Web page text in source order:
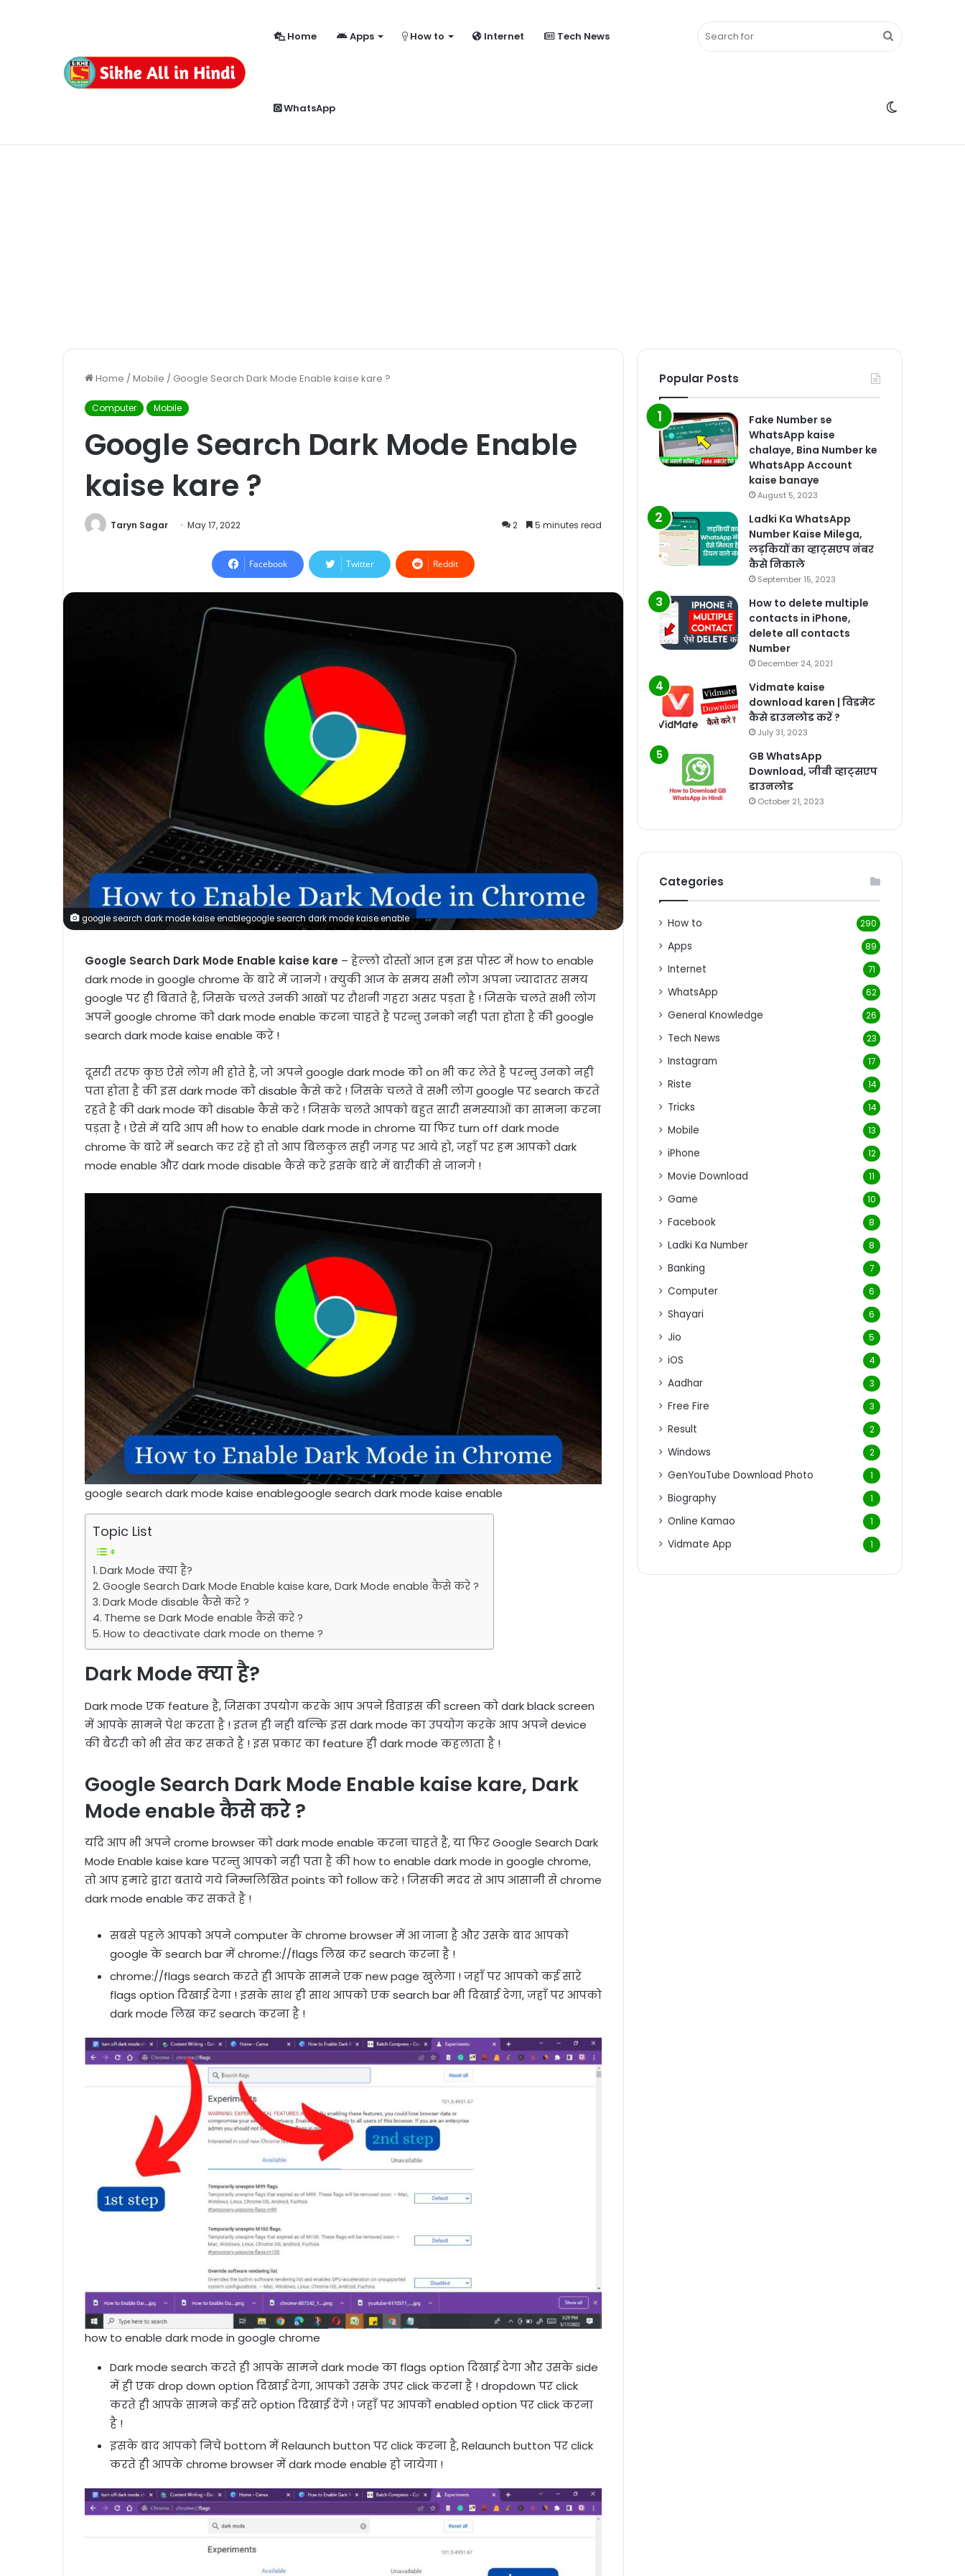
Home Apps How to Internet Tech News
WhatsApp
Search
for
Home /Mobile / Google Search Dark Mode Enable kaise kare ?
Computer Mobile
Google Search Dark Mode Enable
kaise kare ?
Taryn Sagar May 17, 2022 2 5 minutes read
Facebook Twitter Reddit
google search dark mode kaise enablegoogle search dark mode kaise enable
Google Search Dark Mode Enable kaise kare – हेल्लो दोस्तों आज हम इस पोस्ट में how to enable
dark mode in google chrome के बारे में जानगे ! क्युकी आज के समय सभी लोग अपना ज्यादातर समय
google पर ही बिताते है, जिसके चलते उनकी आखों पर रौशनी गहरा असर पड़ता है ! जिसके चलते सभी लोग
अपने google chrome को dark mode enable करना चाहते है परन्तु उनको नही पता होता है की google
search dark mode kaise enable करे !
दूसरी तरफ कुछ ऐसे लोग भी होते है, जो अपने google dark mode को on भी कर लेते है परन्तु उनको नही
पता होता है की इस dark mode को disable कैसे करे ! जिसके चलते वे सभी लोग google पर search करते
रहते है की dark mode को disable कैसे करे ! जिसके चलते आपको बहुत सारी समस्याओं का सामना करना
पड़ता है ! ऐसे में यदि आप भी how to enable dark mode in chrome या फिर turn off dark mode
chrome के बारे में search कर रहे हो तो आप बिलकुल सही जगह पर आये हो, जहाँ पर हम आपको dark
mode enable और dark mode disable कैसे करे इसके बारे में बारीकी से जानगे !
google search dark mode kaise enablegoogle search dark mode kaise enable
Topic List
Dark Mode क्या है?
Google Search Dark Mode Enable kaise kare, Dark Mode enable कैसे करे ?
Dark Mode disable कैसे करे ?
Theme se Dark Mode enable कैसे करे ?
How to deactivate dark mode on theme ?
Dark Mode क्या है?
Dark mode एक feature है, जिसका उपयोग करके आप अपने डिवाइस की screen को dark black screen
में आपके सामने पेश करता है ! इतन ही नही बल्कि इस dark mode का उपयोग करके आप अपने device
की बैटरी को भी सेव कर सकते है ! इस प्रकार का feature ही dark mode कहलाता है !
Google Search Dark Mode Enable kaise kare, Dark
Mode enable कैसे करे ?
यदि आप भी अपने crome browser को dark mode enable करना चाहते है, या फिर Google Search Dark
Mode Enable kaise kare परन्तु आपको नही पता है की how to enable dark mode in google chrome,
तो आप हमारे द्वारा बताये गये निम्नलिखित points को follow करे ! जिसकी मदद से आप आसानी से chrome
dark mode enable कर सकते है !
सबसे पहले आपको अपने computer के chrome browser में आ जाना है और उसके बाद आपको
google के search bar में chrome://flags लिख कर search करना है !
chrome://flags search करते ही आपके सामने एक new page खुलेगा ! जहाँ पर आपको कई सारे
flags option दिखाई देगा ! इसके साथ ही साथ आपको एक search bar भी दिखाई देगा, जहाँ पर आपको
dark mode लिख कर search करना है !
how to enable dark mode in google chrome
Dark mode search करते ही आपके सामने dark mode का flags option दिखाई देगा और उसके side
में ही एक drop down option दिखाई देगा, आपको उसके उपर click करना है ! dropdown पर click
करते ही आपके सामने कई सरे option दिखाई देंगे ! जहाँ पर आपको enabled option पर click करना
है !
इसके बाद आपको निचे bottom में Relaunch button पर click करना है, Relaunch button पर click
करते ही आपके chrome browser में dark mode enable हो जायेगा !
Popular Posts
Fake Number se
WhatsApp kaise
chalaye, Bina Number ke
WhatsApp Account
kaise banaye
August 5, 2023
Ladki Ka WhatsApp
Number Kaise Milega,
लड़कियों का व्हाट्सएप नंबर
कैसे निकाले
September 15, 2023
How to delete multiple
contacts in iPhone,
delete all contacts
Number
December 24, 2021
Vidmate kaise
download karen | विडमेट
कैसे डाउनलोड करें ?
July 31, 2023
GB WhatsApp
Download, जीबी व्हाट्सएप
डाउनलोड
October 21, 2023
Categories
How to 290
Apps 89
Internet 71
WhatsApp 62
General Knowledge 26
Tech News 23
Instagram 17
Riste 14
Tricks 14
Mobile 13
iPhone 12
Movie Download 11
Game 10
Facebook 8
Ladki Ka Number 8
Banking 7
Computer 6
Shayari 6
Jio 5
iOS 4
Aadhar 3
Free Fire 3
Result 2
Windows 2
GenYouTube Download Photo 1
Biography 1
Online Kamao 1
Vidmate App 1